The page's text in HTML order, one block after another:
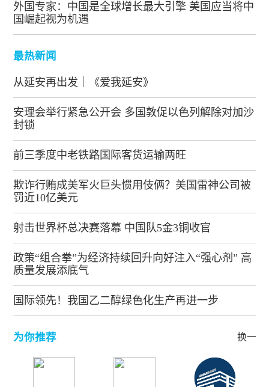
外国专家：中国是全球增长最大引擎 美国应当将中
国崛起视为机遇
最热新闻
从延安再出发｜《爱我延安》
安理会举行紧急公开会 多国敦促以色列解除对加沙
封锁
前三季度中老铁路国际客货运输两旺
欺诈行贿成美军火巨头惯用伎俩？美国雷神公司被
罚近10亿美元
射击世界杯总决赛落幕 中国队5金3铜收官
政策“组合拳”为经济持续回升向好注入“强心剂” 高
质量发展添底气
国际领先！我国乙二醇绿色化生产再进一步
为你推荐 换一批